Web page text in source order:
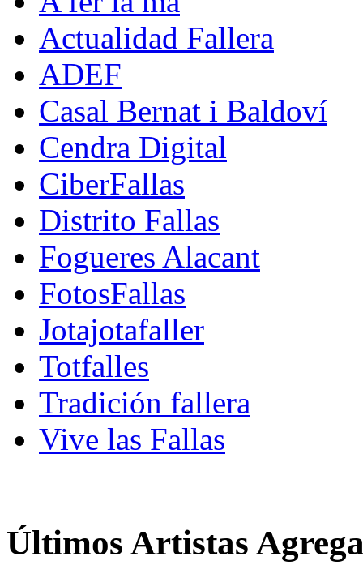
Actualidad Fallera
ADEF
Casal Bernat i Baldoví
Cendra Digital
CiberFallas
Distrito Fallas
Fogueres Alacant
FotosFallas
Jotajotafaller
Totfalles
Tradición fallera
Vive las Fallas
Últimos Artistas